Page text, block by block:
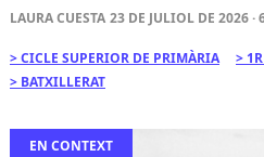
LAURA CUESTA 23 DE JULIOL DE 2026 ·
CICLE SUPERIOR DE PRIMÀRIA
BATXILLERAT
EN CONTEXT